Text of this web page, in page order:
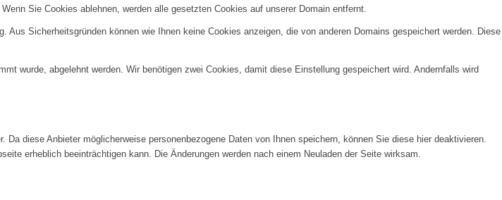
Sie Cookies ablehnen, werden alle gesetzten Cookies auf unserer Domain entfernt.
Sicherheitsgründen können wie Ihnen keine Cookies anzeigen, die von anderen Domains gespeichert werden. Diese
wurde, abgelehnt werden. Wir benötigen zwei Cookies, damit diese Einstellung gespeichert wird. Andernfalls wird
diese Anbieter möglicherweise personenbezogene Daten von Ihnen speichern, können Sie diese hier deaktivieren.
erheblich beeinträchtigen kann. Die Änderungen werden nach einem Neuladen der Seite wirksam.